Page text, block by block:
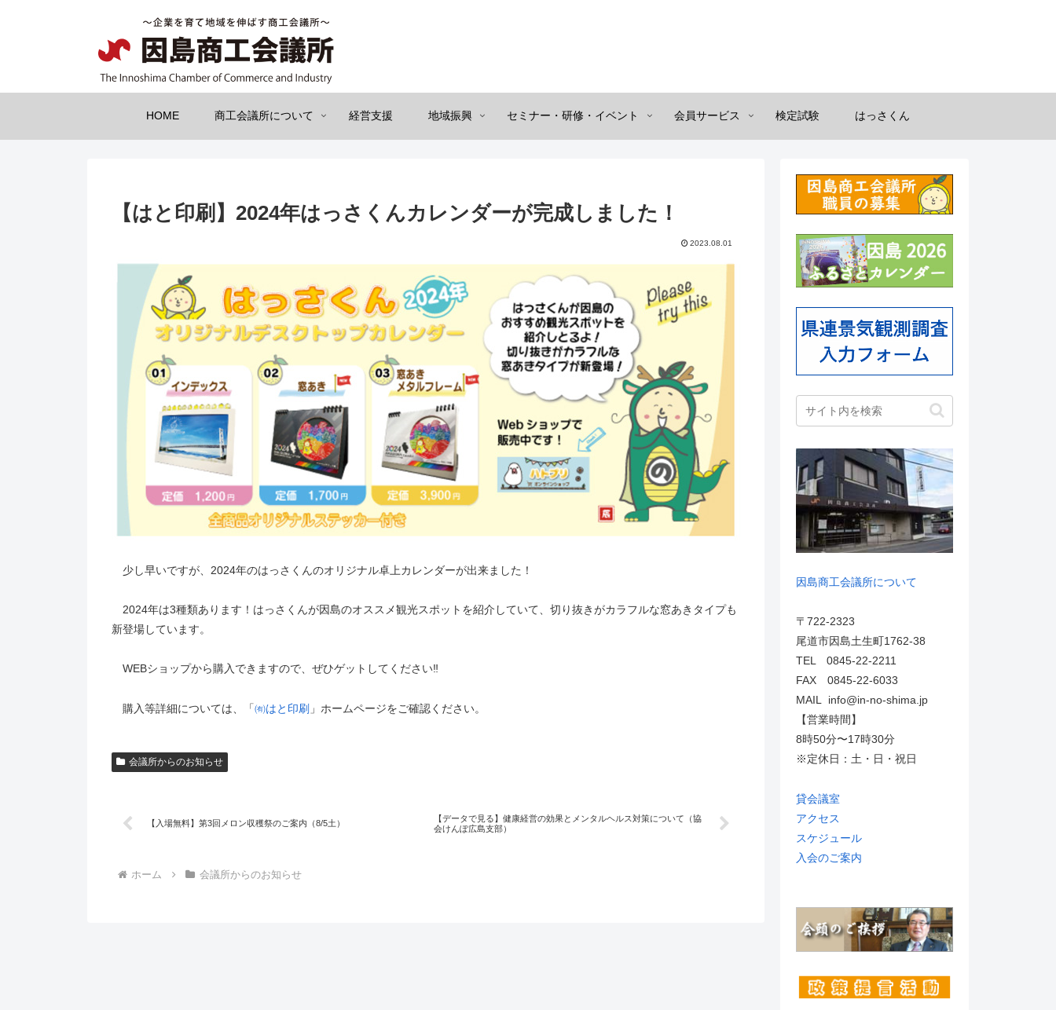
HOME 商工会議所について 経営支援 地域振興 セミナー・研修・イベント 会員サービス 検定試験 はっさくん
【はと印刷】2024年はっさくんカレンダーが完成しました！
2023.08.01
少し早いですが、2024年のはっさくんのオリジナル卓上カレンダーが出来ました！
2024年は3種類あります！はっさくんが因島のオススメ観光スポットを紹介していて、切り抜きがカラフルな窓あきタイプも
新登場しています。
WEBショップから購入できますので、ぜひゲットしてください‼
購入等詳細については、「㈲はと印刷 」ホームページをご確認ください。
会議所からのお知らせ
【入場無料】第3回メロン収穫祭のご案内（8/5土）
【データで見る】健康経営の効果とメンタルヘルス対策について（協
会けんぽ広島支部）
ホーム 会議所からのお知らせ
因島商工会議所について
〒722-2323
尾道市因島土生町1762-38
TEL 0845-22-2211
FAX 0845-22-6033
MAIL info@in-no-shima.jp
【営業時間】
8時50分〜17時30分
※定休日：土・日・祝日
貸会議室
アクセス
スケジュール
入会のご案内